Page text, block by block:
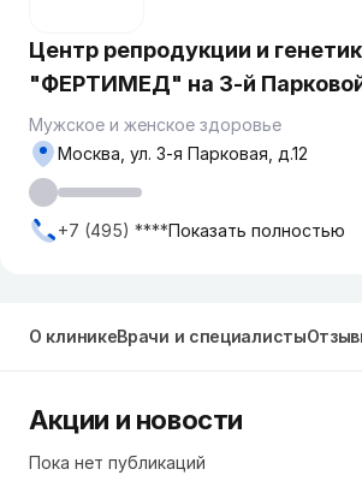
Центр репродукции и
"ФЕРТИМЕД" на ​​3-й
Мужское и женское здоровье
Москва, ул. ​3-я Парковая, д.12
+7 (495) ****Показать полностью
О клиникеВрачи и специалисты
Акции и новости
Пока нет публикаций